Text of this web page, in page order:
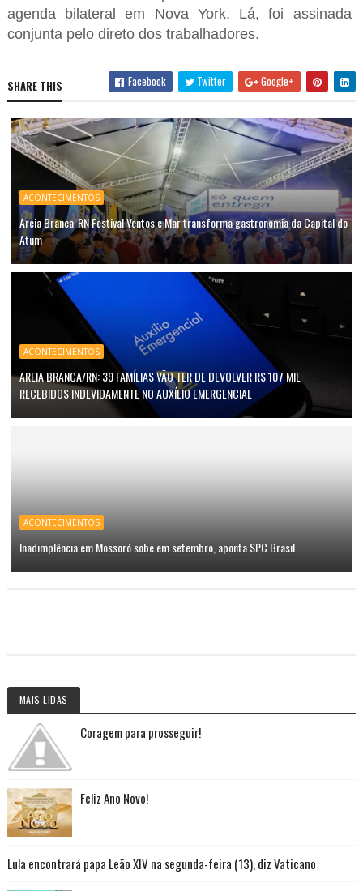
agenda bilateral em Nova York. Lá, foi assinada
conjunta pelo direto dos trabalhadores.
SHARE THIS Facebook Twitter Google+
ACONTECIMENTOS
Areia Branca-RN Festival Ventos e Mar transforma gastronomia da Capital do
Atum
ACONTECIMENTOS
AREIA BRANCA/RN: 39 FAMÍLIAS VÃO TER DE DEVOLVER R$ 107 MIL
RECEBIDOS INDEVIDAMENTE NO AUXÍLIO EMERGENCIAL
ACONTECIMENTOS
Inadimplência em Mossoró sobe em setembro, aponta SPC Brasil
MAIS LIDAS
Coragem para prosseguir!
Feliz Ano Novo!
Lula encontrará papa Leão XIV na segunda-feira (13), diz Vaticano